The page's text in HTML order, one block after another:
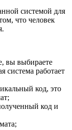
системой для
что человек
вы выбираете
система работает
код, это
код и